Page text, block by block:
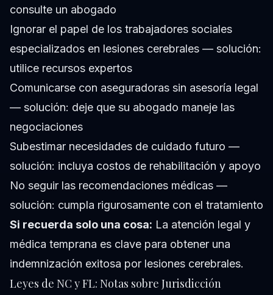
consulte un abogado
Ignorar el papel de los trabajadores sociales
especializados en lesiones cerebrales — solución:
utilice recursos expertos
Comunicarse con aseguradoras sin asesoría legal
— solución: deje que su abogado maneje las
negociaciones
Subestimar necesidades de cuidado futuro —
solución: incluya costos de rehabilitación y apoyo
No seguir las recomendaciones médicas —
solución: cumpla rigurosamente con el tratamiento
Si recuerda solo una cosa: La atención legal y
médica temprana es clave para obtener una
indemnización exitosa por lesiones cerebrales.
Leyes de NC y FL: Notas sobre Jurisdicción